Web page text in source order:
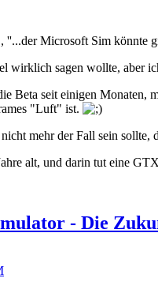
''...der Microsoft Sim könnte
wirklich sagen wollte, aber
Beta seit einigen Monaten,
"Luft" ist.
mehr der Fall sein
alt, und darin tut eine
- Die